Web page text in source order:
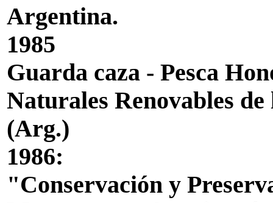
Argentina.
1985
Guarda caza - Pesca
Naturales Renovables
(Arg.)
1986:
"Conservación y